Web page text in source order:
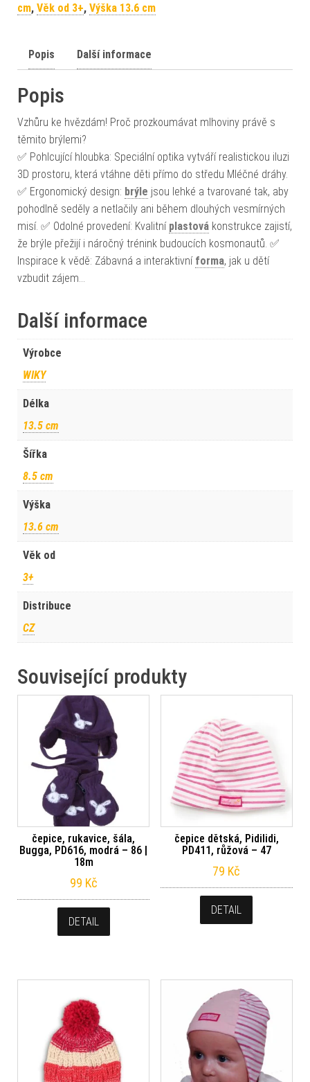
cm, Věk od 3+, Výška 13.6 cm
Popis Další informace
Popis
Vzhůru ke hvězdám! Proč prozkoumávat mlhoviny právě s
těmito brýlemi?
✅ Pohlcující hloubka: Speciální optika vytváří realistickou iluzi
3D prostoru, která vtáhne děti přímo do středu Mléčné dráhy.
✅ Ergonomický design: brýle jsou lehké a tvarované tak, aby
pohodlně seděly a netlačily ani během dlouhých vesmírných
misí. ✅ Odolné provedení: Kvalitní plastová konstrukce zajistí,
že brýle přežijí i náročný trénink budoucích kosmonautů. ✅
Inspirace k vědě: Zábavná a interaktivní forma, jak u dětí
vzbudit zájem…
Další informace
Výrobce
WIKY
Délka
13.5 cm
Šířka
8.5 cm
Výška
13.6 cm
Věk od
3+
Distribuce
CZ
Související produkty
čepice, rukavice, šála,
Bugga, PD616, modrá – 86 |
18m
99 Kč
DETAIL
čepice dětská, Pidilidi,
PD411, růžová – 47
79 Kč
DETAIL